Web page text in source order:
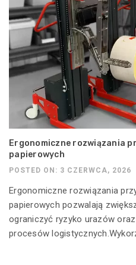
Ergonomiczne rozwiązania
papierowych
POSTED ON: 3 CZERWCA, 2026
Ergonomiczne rozwiązania
papierowych pozwalają
ograniczyć ryzyko urazów
procesów